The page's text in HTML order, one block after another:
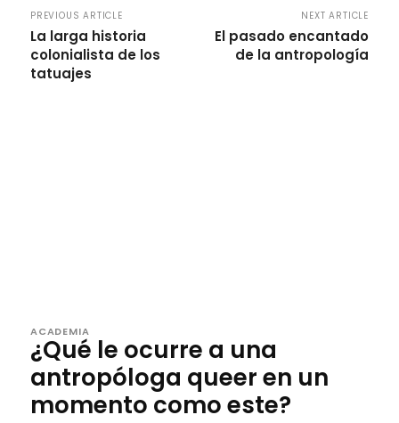
PREVIOUS ARTICLE
La larga historia
colonialista de los
tatuajes
NEXT ARTICLE
El pasado encantado
de la antropología
ACADEMIA
¿Qué le ocurre a una
antropóloga queer en un
momento como este?